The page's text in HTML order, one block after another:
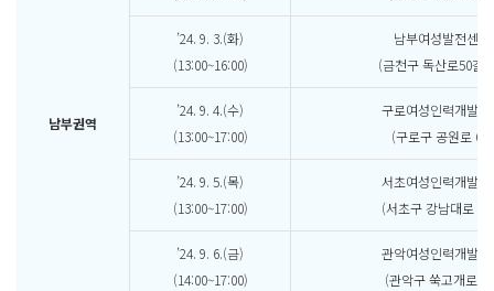
남부권역
’24. 9. 3.(화)
(13:00~16:00)
남부여성발전센터
(금천구 독산로50길
’24. 9. 4.(수)
(13:00~17:00)
구로여성인력개발센
(구로구 공원로 63)
’24. 9. 5.(목)
(13:00~17:00)
서초여성인력개발센
(서초구 강남대로
’24. 9. 6.(금)
(14:00~17:00)
관악여성인력개발센
(관악구 쑥고개로